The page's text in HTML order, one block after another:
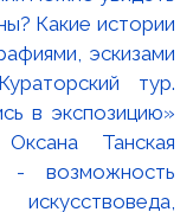
Какие истории
эскизами
тур.
в экспозицию»
Танская
- возможность